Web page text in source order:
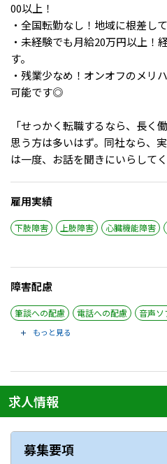
00以上！
・全国転勤なし！地域に根差して
・未経験でも月給20万円以上！
す。
・残業少なめ！オンオフのメリ
可能です◎
「せっかく転職するなら、長く
思う方は多いはず。同社なら、
は一度、お話を聞きにいらして
雇用実績
下肢障害 上肢障害 心臓機能障害
障害配慮
筆談への配慮 電話への配慮 音声ソ
もっと見る
求人情報
募集要項